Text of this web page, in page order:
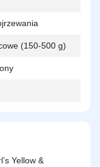
(150-500 g)
Yellow &